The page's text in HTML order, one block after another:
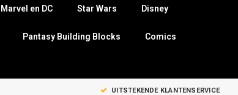
Marvel en DC Star Wars Disney
Pantasy Building Blocks Comics
UITSTEKENDE KLANTENSERVICE